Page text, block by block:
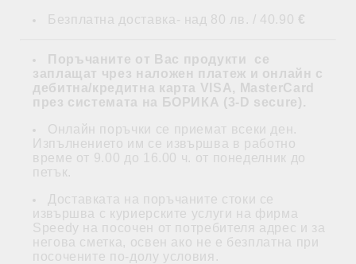
Безплатна доставка- над 80 лв. / 40.90 €
Поръчаните от Вас продукти се
заплащат чрез наложен платеж и онлайн с
дебитна/кредитна карта VISA, MasterCard
през системата на БОРИКА (3-D secure).
Онлайн поръчки се приемат всеки ден.
Изпълнението им се извършва в работно
време от 9.00 до 16.00 ч. от понеделник до
петък.
Доставката на поръчаните стоки се
извършва с куриерските услуги на фирма
Speedy на посочен от потребителя адрес и за
негова сметка, освен ако не е безплатна при
посочените по-долу условия.